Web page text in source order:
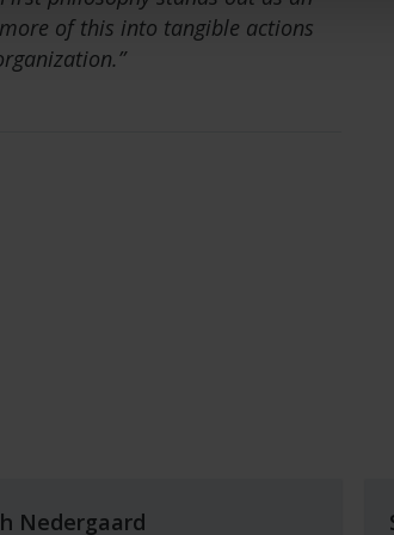
of this into tangible actions
Nedergaard